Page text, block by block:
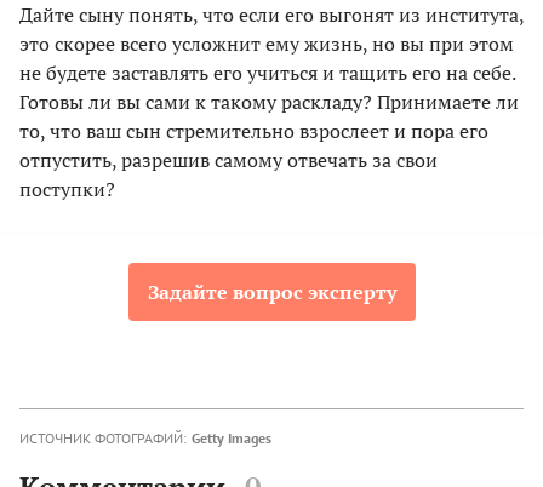
Дайте сыну понять, что если его выгонят из института,
это скорее всего усложнит ему жизнь, но вы при этом
не будете заставлять его учиться и тащить его на себе.
Готовы ли вы сами к такому раскладу? Принимаете ли
то, что ваш сын стремительно взрослеет и пора его
отпустить, разрешив самому отвечать за свои
поступки?
Задайте вопрос эксперту
ИСТОЧНИК ФОТОГРАФИЙ: Getty Images